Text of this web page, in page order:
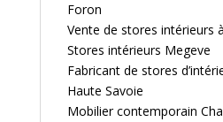
Foron
Vente de stores intérieurs
Stores intérieurs Megeve
Fabricant de stores
Haute Savoie
Mobilier contemporain